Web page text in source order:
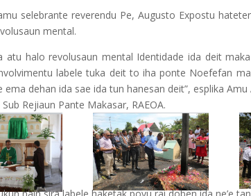
selebrante reverendu Pe, Augusto Expostu
mental.
atu halo revolusaun mental Identidade ida deit
labele tuka deit to iha ponte Noefefan
ema dehan ida sae ida tun hanesan deit”, esplika
Rejiaun Pante Makasar, RAEOA.